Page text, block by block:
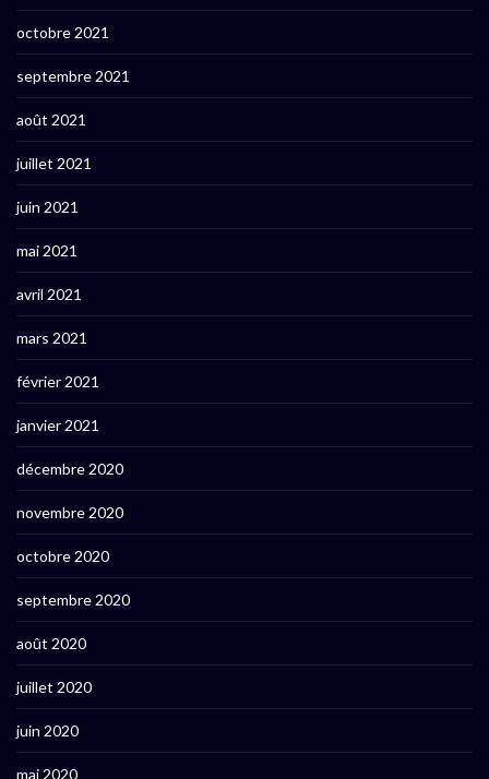
octobre 2021
septembre 2021
août 2021
juillet 2021
juin 2021
mai 2021
avril 2021
mars 2021
février 2021
janvier 2021
décembre 2020
novembre 2020
octobre 2020
septembre 2020
août 2020
juillet 2020
juin 2020
mai 2020